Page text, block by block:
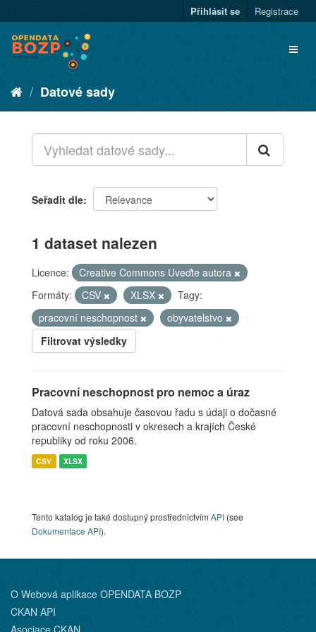
Přihlásit se Registrace
Datové sady
Seřadit dle
1 dataset nalezen
Licence:
Creative Commons Uveďte autora
Formáty:
CSV XLSX
Tagy:
pracovní neschopnost
obyvatelstvo
Filtrovat výsledky
Pracovní neschopnost pro nemoc a úraz
Datová sada obsahuje časovou řadu s údaji o dočasné
pracovní neschopnosti v okresech a krajích České
republiky od roku 2006.
CSV XLSX
Tento katalog je také dostupný prostřednictvím API (see
Dokumentace API).
O Webová aplikace OPENDATA BOZP
CKAN API
Asociace CKAN